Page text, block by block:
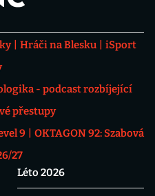
Hráči na Blesku
iSport
- podcast rozbíjející
přestupy
9
OKTAGON 92: Szabová
27
Léto 2026